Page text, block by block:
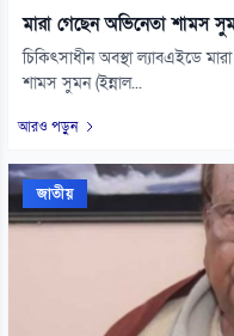
মারা গেছেন অভিনেতা শামস
চিকিৎসাধীন অবস্থা ল্যাবএইডে
শামস সুমন (ইন্নাল...
আরও পড়ুন
জাতীয়